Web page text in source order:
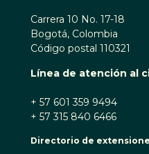
Carrera 10 No. 17-18
Bogotá, Colombia
Código postal 110321
Línea de atención al
+ 57 601 359 9494
+ 57 315 840 6466
Directorio de